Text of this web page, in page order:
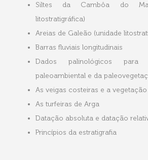
Siltes da Cambôa do
litostratigráfica)
Areias de Galeão (unidade
Barras fluviais longitudinais
Dados palinológicos para
paleoambiental e da
As veigas costeiras e a
As turfeiras de Arga
Datação absoluta e datação
Princípios da estratigrafia